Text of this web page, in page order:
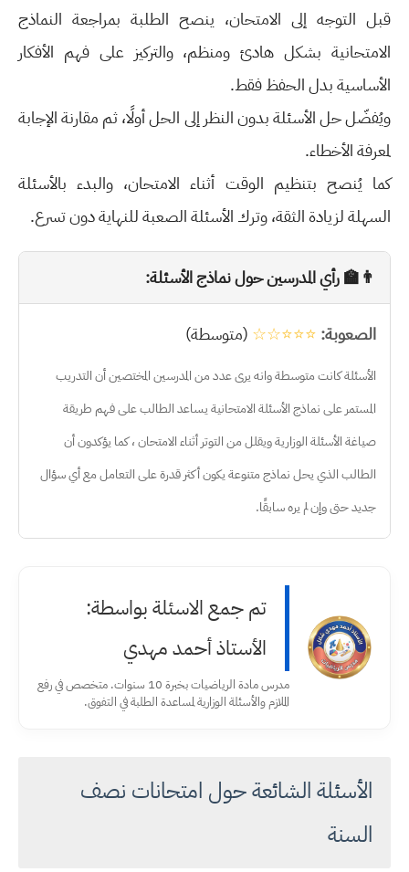
قبل التوجه إلى الامتحان، ينصح الطلبة بمراجعة النماذج
الامتحانية بشكل هادئ ومنظم، والتركيز على فهم الأفكار
الأساسية بدل الحفظ فقط.
ويُفضّل حل الأسئلة بدون النظر إلى الحل أولًا، ثم مقارنة الإجابة
لمعرفة الأخطاء.
كما يُنصح بتنظيم الوقت أثناء الامتحان، والبدء بالأسئلة
السهلة لزيادة الثقة، وترك الأسئلة الصعبة للنهاية دون تسرع.
👨‍🏫 رأي المدرسين حول نماذج الأسئلة:
الصعوبة: ⭐⭐⭐☆☆ (متوسطة)
الأسئلة كانت متوسطة وانه يرى عدد من المدرسين المختصين أن التدريب
المستمر على نماذج الأسئلة الامتحانية يساعد الطالب على فهم طريقة
صياغة الأسئلة الوزارية ويقلل من التوتر أثناء الامتحان ، كما يؤكدون أن
الطالب الذي يحل نماذج متنوعة يكون أكثر قدرة على التعامل مع أي سؤال
جديد حتى وإن لم يره سابقًا.
تم جمع الاسئلة بواسطة:
الأستاذ أحمد مهدي
مدرس مادة الرياضيات بخبرة 10 سنوات. متخصص في رفع
الملازم والأسئلة الوزارية لمساعدة الطلبة في التفوق.
الأسئلة الشائعة حول امتحانات نصف
السنة